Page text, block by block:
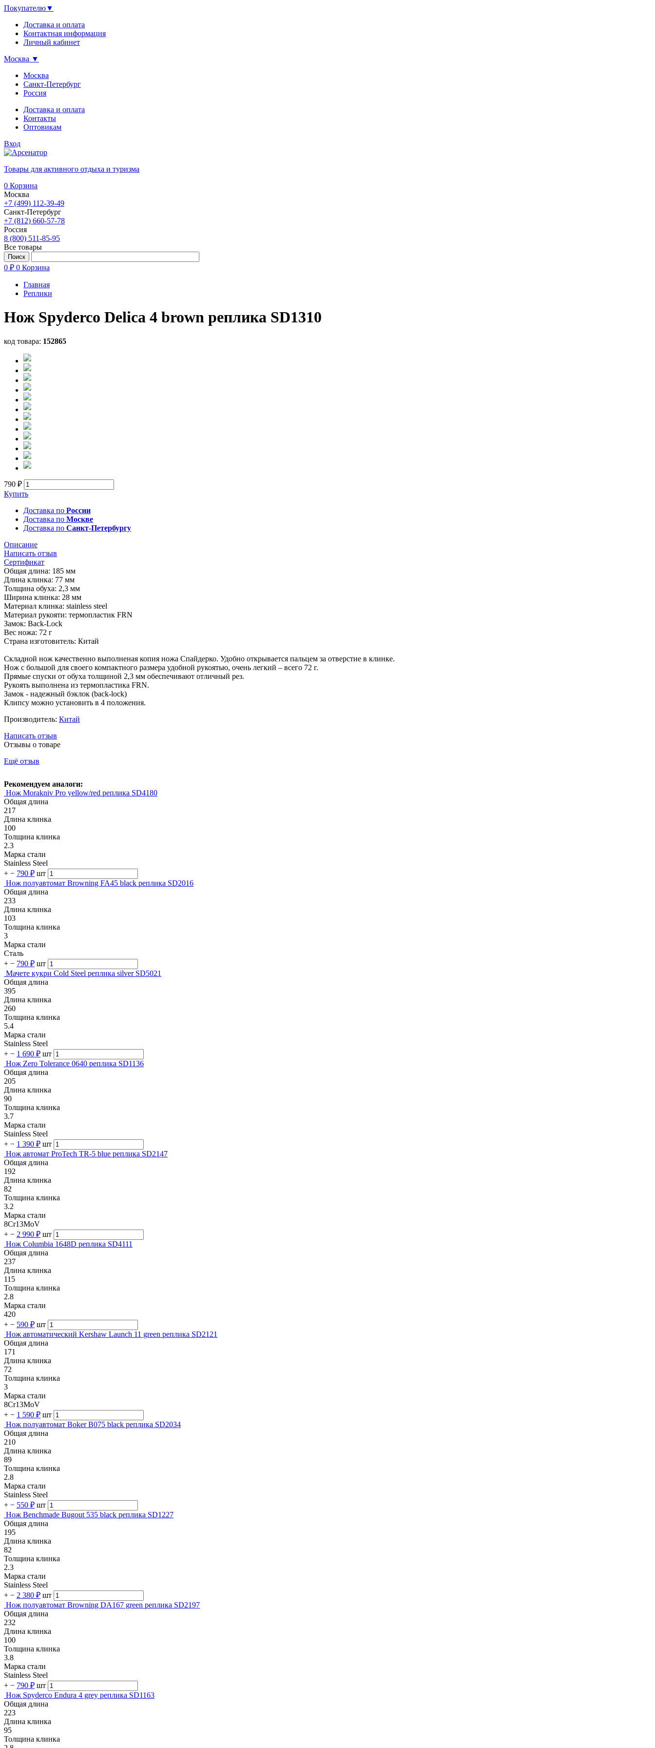
Покупателю▼
Доставка и оплата
Контактная информация
Личный кабинет
Москва ▼
Москва
Санкт-Петербург
Россия
Доставка и оплата
Контакты
Оптовикам
Вход
Товары для активного отдыха и туризма
0 Корзина
Москва
+7 (499) 112-39-49
Санкт-Петербург
+7 (812) 660-57-78
Россия
8 (800) 511-85-95
Все товары
0 ₽ 0 Корзина
Главная
Реплики
Нож Spyderco Delica 4 brown реплика SD1310
код товара: 152865
790 ₽
Купить
Доставка по России
Доставка по Москве
Доставка по Санкт-Петербургу
Описание
Написать отзыв
Сертификат
Общая длина: 185 мм
Длина клинка: 77 мм
Толщина обуха: 2,3 мм
Ширина клинка: 28 мм
Материал клинка: stainless steel
Материал рукояти: термопластик FRN
Замок: Back-Lock
Вес ножа: 72 г
Страна изготовитель: Китай
Складной нож качественно выполненая копия ножа Спайдерко. Удобно открывается пальцем за отверстие в клинке.
Нож с большой для своего компактного размера удобной рукоятью, очень легкий – всего 72 г.
Прямые спуски от обуха толщиной 2,3 мм обеспечивают отличный рез.
Рукоять выполнена из термопластика FRN.
Замок - надежный бэклок (back-lock)
Клипсу можно установить в 4 положения.
Производитель: Китай
Написать отзыв
Отзывы о товаре
Ещё отзыв
Рекомендуем аналоги:
Нож Morakniv Pro yellow/red реплика SD4180
Общая длина
217
Длина клинка
100
Толщина клинка
2.3
Марка стали
Stainless Steel
+ − 790 ₽ шт
Нож полуавтомат Browning FA45 black реплика SD2016
Общая длина
233
Длина клинка
103
Толщина клинка
3
Марка стали
Сталь
+ − 790 ₽ шт
Мачете кукри Cold Steel реплика silver SD5021
Общая длина
395
Длина клинка
260
Толщина клинка
5.4
Марка стали
Stainless Steel
+ − 1 690 ₽ шт
Нож Zero Tolerance 0640 реплика SD1136
Общая длина
205
Длина клинка
90
Толщина клинка
3.7
Марка стали
Stainless Steel
+ − 1 390 ₽ шт
Нож автомат ProTech TR-5 blue реплика SD2147
Общая длина
192
Длина клинка
82
Толщина клинка
3.2
Марка стали
8Cr13MoV
+ − 2 990 ₽ шт
Нож Columbia 1648D реплика SD4111
Общая длина
237
Длина клинка
115
Толщина клинка
2.8
Марка стали
420
+ − 590 ₽ шт
Нож автоматический Kershaw Launch 11 green реплика SD2121
Общая длина
171
Длина клинка
72
Толщина клинка
3
Марка стали
8Cr13MoV
+ − 1 590 ₽ шт
Нож полуавтомат Boker B075 black реплика SD2034
Общая длина
210
Длина клинка
89
Толщина клинка
2.8
Марка стали
Stainless Steel
+ − 550 ₽ шт
Нож Benchmade Bugout 535 black реплика SD1227
Общая длина
195
Длина клинка
82
Толщина клинка
2.3
Марка стали
Stainless Steel
+ − 2 380 ₽ шт
Нож полуавтомат Browning DA167 green реплика SD2197
Общая длина
232
Длина клинка
100
Толщина клинка
3.8
Марка стали
Stainless Steel
+ − 790 ₽ шт
Нож Spyderco Endura 4 grey реплика SD1163
Общая длина
223
Длина клинка
95
Толщина клинка